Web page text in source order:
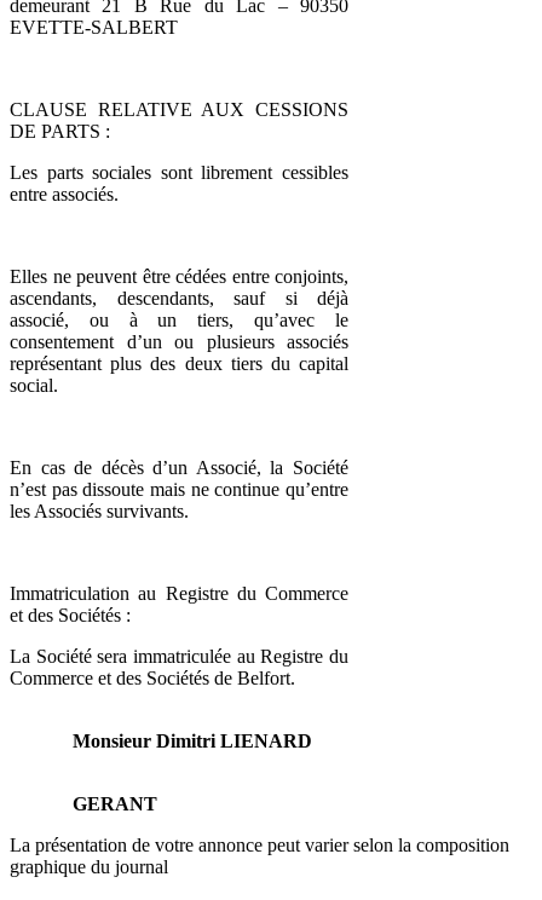
demeurant 21 B Rue du Lac – 90350
EVETTE-SALBERT
CLAUSE RELATIVE AUX CESSIONS
DE PARTS :
Les parts sociales sont librement cessibles
entre associés.
Elles ne peuvent être cédées entre conjoints,
ascendants, descendants, sauf si déjà
associé, ou à un tiers, qu’avec le
consentement d’un ou plusieurs associés
représentant plus des deux tiers du capital
social.
En cas de décès d’un Associé, la Société
n’est pas dissoute mais ne continue qu’entre
les Associés survivants.
Immatriculation au Registre du Commerce
et des Sociétés :
La Société sera immatriculée au Registre du
Commerce et des Sociétés de Belfort.
Monsieur Dimitri LIENARD
GERANT
La présentation de votre annonce peut varier selon la composition
graphique du journal